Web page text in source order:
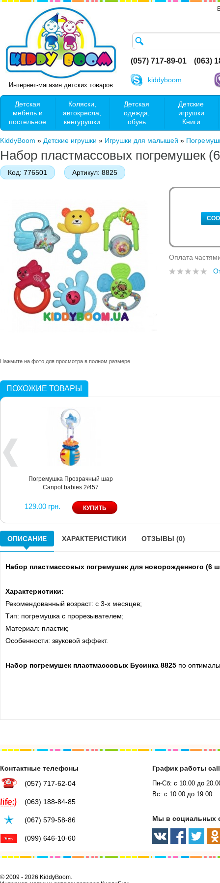
Интернет-магазин детских товаров
(057) 717-89-01 (063)
kiddyboom
Детская
мебель и
постельное
Коляски,
автокресла,
кенгурушки
Детская
одежда,
обувь
Детские
игрушки
Книги
KiddyBoom » Детские игрушки » Игрушки для малышей »
Набор пластмассовых погремушек
Код: 776501 Артикул: 8825
Нажмите на фото для просмотра в полном размере
Оплата
ПОХОЖИЕ ТОВАРЫ
Погремушка Прозрачный шар
Canpol babies 2/457
129.00 грн.
ОПИСАНИЕ ХАРАКТЕРИСТИКИ ОТЗЫВЫ (0)
Набор пластмассовых погремушек для новорожденного (6
Характеристики:
Рекомендованный возраст: с 3-х месяцев;
Тип: погремушка с прорезывателем;
Материал: пластик;
Особенности: звуковой эффект.
Набор погремушек пластмассовых Бусинка 8825 по
Контактные телефоны
(057) 717-62-04
(063) 188-84-85
(067) 579-58-86
(099) 646-10-60
График работы
Пн-Сб: с 10.00 до
Вс: с 10.00 до 19.00
Мы в социальных
© 2009 - 2026 KiddyBoom.